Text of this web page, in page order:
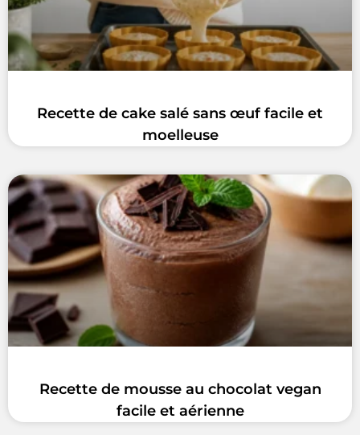
Recette de cake salé sans œuf facile et
moelleuse
Recette de mousse au chocolat vegan
facile et aérienne